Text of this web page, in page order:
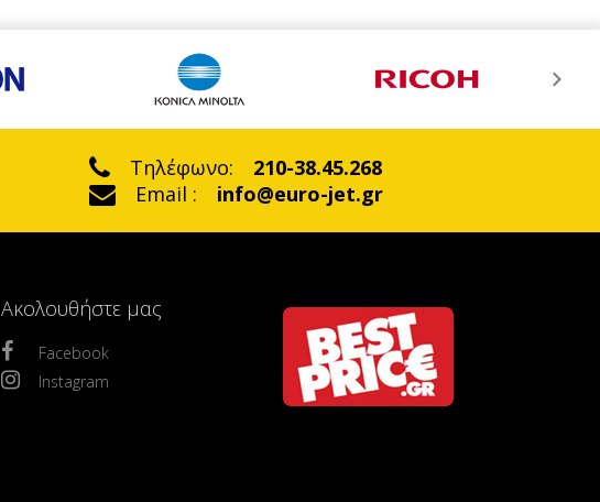
Τηλέφωνο:
210-38.45.268
Email :
info@euro-jet.gr
Ακολουθήστε μας
Facebook
Instagram